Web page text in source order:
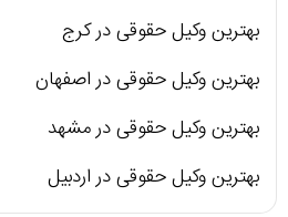
بهترین وکیل حقوقی در کرج
بهترین وکیل حقوقی در اصفهان
بهترین وکیل حقوقی در مشهد
بهترین وکیل حقوقی در اردبیل